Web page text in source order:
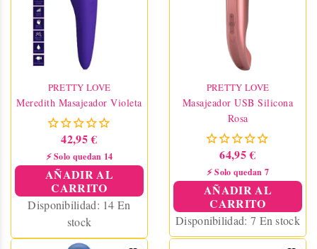
botones. Hecho de silicona
sedosa y ABS, es seguro
para el cuerpo y libre de
ftalatos. Perfecto para
PRETTY LOVE
Meredith Masajeador Violeta
42,95 €
⚡ Solo quedan 14
AÑADIR AL
CARRITO
Disponibilidad: 14 En
stock
PRETTY LOVE
Masajeador USB Silicona
Rosa
64,95 €
⚡ Solo quedan 7
AÑADIR AL
CARRITO
Disponibilidad: 7 En stock